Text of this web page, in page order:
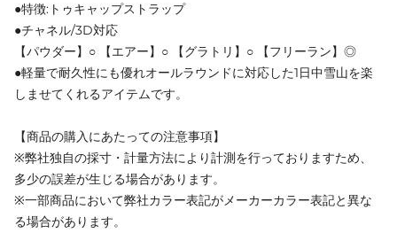
●特徴:トゥキャップストラップ
●チャネル/3D対応
【パウダー】○ 【エアー】○ 【グラトリ】○ 【フリーラン】◎
●軽量で耐久性にも優れオールラウンドに対応した1日中雪山を楽
しませてくれるアイテムです。
【商品の購入にあたっての注意事項】
※弊社独自の採寸・計量方法により計測を行っておりますため、
多少の誤差が生じる場合があります。
※一部商品において弊社カラー表記がメーカーカラー表記と異な
る場合があります。